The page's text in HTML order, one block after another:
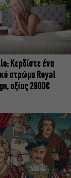
Κερδίστε ένα
στρώμα Royal
αξίας 2900€